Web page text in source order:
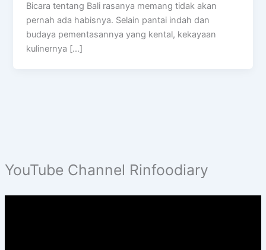
YouTube Channel Rinfoodiary
Bicara tentang Bali rasanya memang tidak akan
pernah ada habisnya. Selain pantai indah dan
budaya pementasannya yang kental, kekayaan
kulinernya […]